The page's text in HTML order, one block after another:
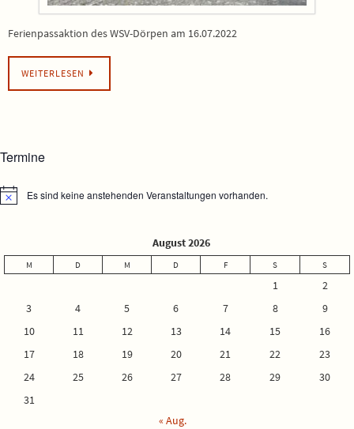
Ferienpassaktion des WSV-Dörpen am 16.07.2022
WEITERLESEN
Termine
HinweisEs sind keine anstehenden Veranstaltungen vorhanden.
August 2026
M D M D F S S
1
2
3
4 5 6 7 8
9
10
11 12 13 14 15
16
17
18 19 20 21 22
23
24
25 26 27 28 29
30
31
« Aug.